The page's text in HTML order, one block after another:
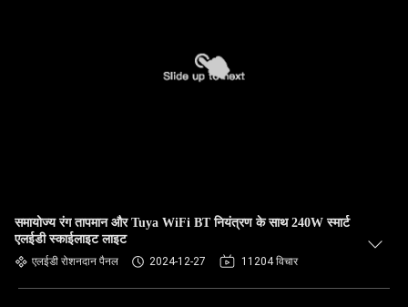
समायोज्य रंग तापमान और Tuya WiFi BT नियंत्रण के साथ 240W स्मार्ट
एलईडी स्काईलाइट लाइट
एलईडी रोशनदान पैनल 2024-12-27 11204 विचार